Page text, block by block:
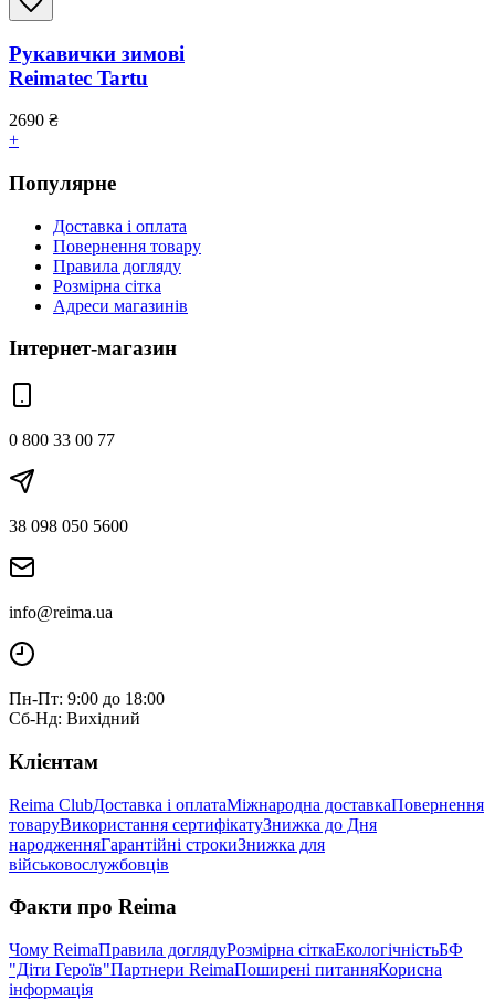
Рукавички зимові
Reimatec Tartu
2690 ₴
+
Популярне
Доставка і оплата
Повернення товару
Правила догляду
Розмірна сітка
Адреси магазинів
Інтернет-магазин
0 800 33 00 77
38 098 050 5600
info@reima.ua
Пн-Пт: 9:00 до 18:00
Сб-Нд: Вихідний
Клієнтам
Reima ClubДоставка і оплатаМіжнародна доставкаПовернення
товаруВикористання сертифікатуЗнижка до Дня
народженняГарантійні строкиЗнижка для
військовослужбовців
Факти про Reima
Чому ReimaПравила доглядуРозмірна сіткаЕкологічністьБФ
"Діти Героїв"Партнери ReimaПоширені питанняКорисна
інформація